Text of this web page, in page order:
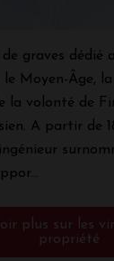
graves dédié
le Moyen-Âge,
la volonté de
A partir de
plus sur les
propriété